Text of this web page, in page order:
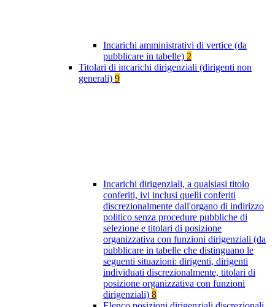
Incarichi amministrativi di vertice (da
pubblicare in tabelle) 2
Titolari di incarichi dirigenziali (dirigenti non
generali) 9
Incarichi dirigenziali, a qualsiasi titolo
conferiti, ivi inclusi quelli conferiti
discrezionalmente dall'organo di indirizzo
politico senza procedure pubbliche di
selezione e titolari di posizione
organizzativa con funzioni dirigenziali (da
pubblicare in tabelle che distinguano le
seguenti situazioni: dirigenti, dirigenti
individuati discrezionalmente, titolari di
posizione organizzativa con funzioni
dirigenziali) 8